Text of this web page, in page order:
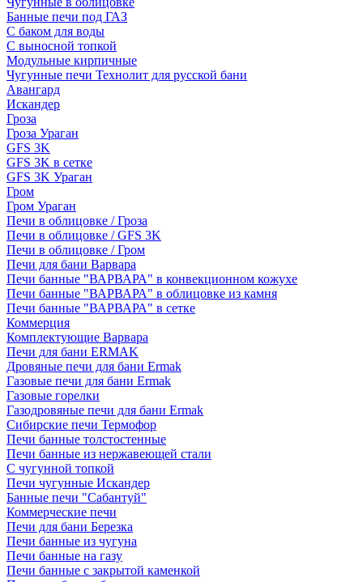
Банные печи под ГАЗ
С баком для воды
С выносной топкой
Модульные кирпичные
Чугунные печи Технолит для русской бани
Авангард
Искандер
Гроза
Гроза Ураган
GFS 3K
GFS 3K в сетке
GFS 3K Ураган
Гром
Гром Ураган
Печи в облицовке / Гроза
Печи в облицовке / GFS 3K
Печи в облицовке / Гром
Печи для бани Варвара
Печи банные "ВАРВАРА" в конвекционном кожухе
Печи банные "ВАРВАРА" в облицовке из камня
Печи банные "ВАРВАРА" в сетке
Коммерция
Комплектующие Варвара
Печи для бани ERMAK
Дровяные печи для бани Ermak
Газовые печи для бани Ermak
Газовые горелки
Газодровяные печи для бани Ermak
Сибирские печи Термофор
Печи банные толстостенные
Печи банные из нержавеющей стали
С чугунной топкой
Печи чугунные Искандер
Банные печи "Сабантуй"
Коммерческие печи
Печи для бани Березка
Печи банные из чугуна
Печи банные на газу
Печи банные с закрытой каменкой